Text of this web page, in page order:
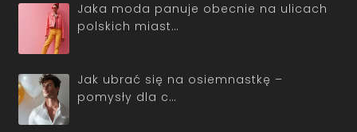
Jaka moda panuje obecnie na ulicach
polskich miast…
Jak ubrać się na osiemnastkę –
pomysły dla c…